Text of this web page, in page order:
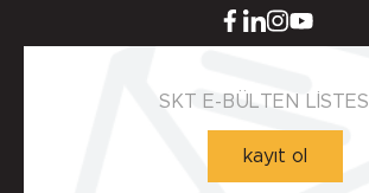
SKT E-BÜLTEN LİSTESİ
kayıt ol